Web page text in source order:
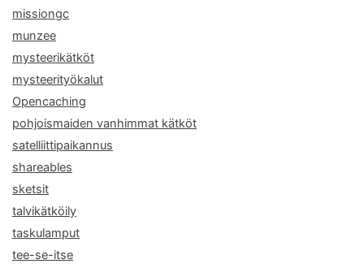
missiongc
munzee
mysteerikätköt
mysteerityökalut
Opencaching
pohjoismaiden vanhimmat kätköt
satelliittipaikannus
shareables
sketsit
talvikätköily
taskulamput
tee-se-itse